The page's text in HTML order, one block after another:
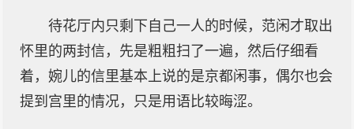
待花厅内只剩下自己一人的时候，范闲才取出
怀里的两封信，先是粗粗扫了一遍，然后仔细看
着，婉儿的信里基本上说的是京都闲事，偶尔也会
提到宫里的情况，只是用语比较晦涩。